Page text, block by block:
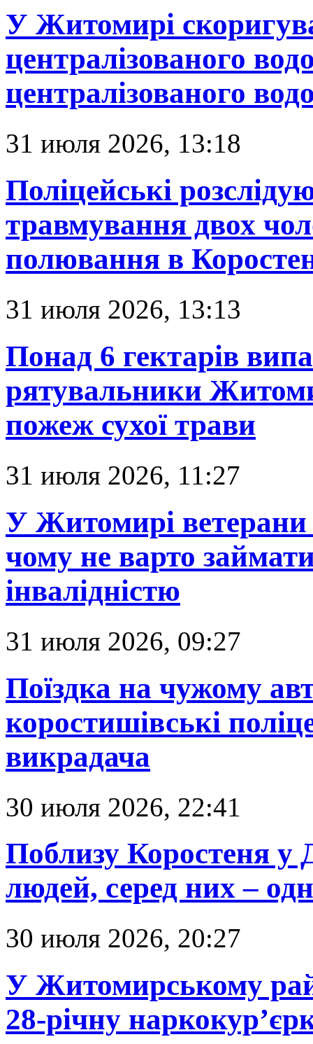
У Житомирі
централізованого
централізованого
31 июля 2026, 13:18
Поліцейські
травмування двох
полювання в
31 июля 2026, 13:13
Понад 6 гектарів
рятувальники
пожеж сухої трави
31 июля 2026, 11:27
У Житомирі ветерани
чому не варто
інвалідністю
31 июля 2026, 09:27
Поїздка на чужому
коростишівські
викрадача
30 июля 2026, 22:41
Поблизу Коростеня у
людей, серед них –
30 июля 2026, 20:27
У Житомирському
28-річну